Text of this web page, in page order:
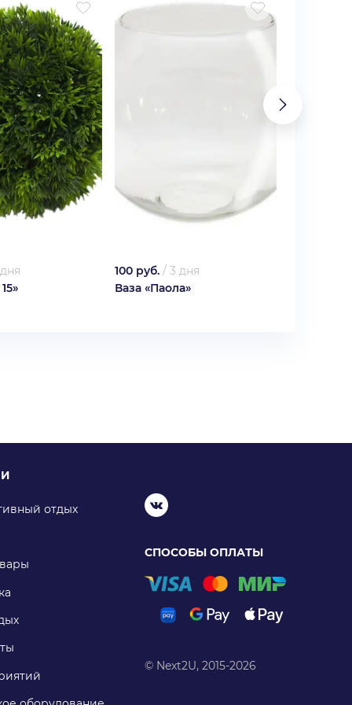
100 руб. / 3 дня
Ваза «Паола»
отдых
СПОСОБЫ ОПЛАТЫ
© Next2U, 2015-2026